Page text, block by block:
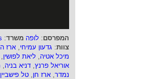
המפרסם: לופה משרד:
צוות: גדעון עמיחי, ארז
מיכל אטיה, ליאת לפושין,
אוריאל פרנץ, דניא בניה,
נמדר, ארז חן, טל פישביין